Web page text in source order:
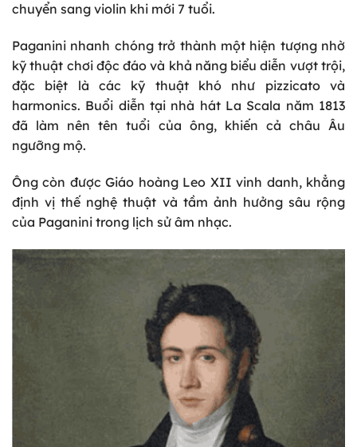
chuyển sang violin khi mới 7 tuổi.
Paganini nhanh chóng trở thành một hiện tượng nhờ
kỹ thuật chơi độc đáo và khả năng biểu diễn vượt trội,
đặc biệt là các kỹ thuật khó như pizzicato và
harmonics. Buổi diễn tại nhà hát La Scala năm 1813
đã làm nên tên tuổi của ông, khiến cả châu Âu
ngưỡng mộ.
Ông còn được Giáo hoàng Leo XII vinh danh, khẳng
định vị thế nghệ thuật và tầm ảnh hưởng sâu rộng
của Paganini trong lịch sử âm nhạc.